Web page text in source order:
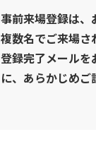
事前来場登録は、
複数名でご来場さ
登録完了メールを
に、あらかじめ